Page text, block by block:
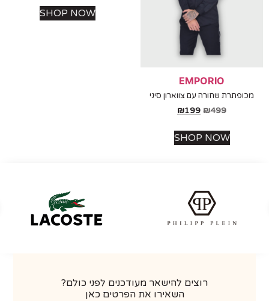
EMPORIO
שחורה עם צווארון סיני
₪
₪199
SHOP NOW
SHOP NOW
רוצים להישאר מעודכנים לפני כולם?
השאירו את הפרטים כאן